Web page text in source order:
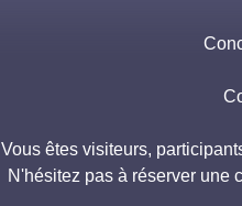
Vous êtes visiteurs,
N'hésitez pas à réserver une